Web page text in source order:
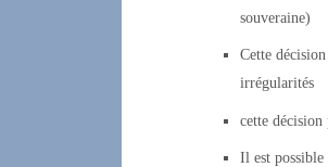
souveraine)
Cette
irrégularités
cette
Il est possible